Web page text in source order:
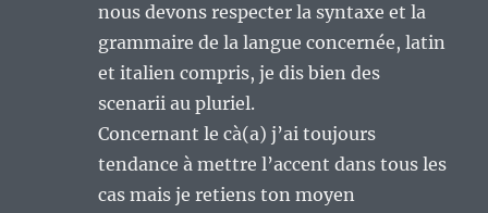
nous devons respecter la syntaxe et la
grammaire de la langue concernée, latin
et italien compris, je dis bien des
scenarii au pluriel.
Concernant le cà(a) j’ai toujours
tendance à mettre l’accent dans tous les
cas mais je retiens ton moyen